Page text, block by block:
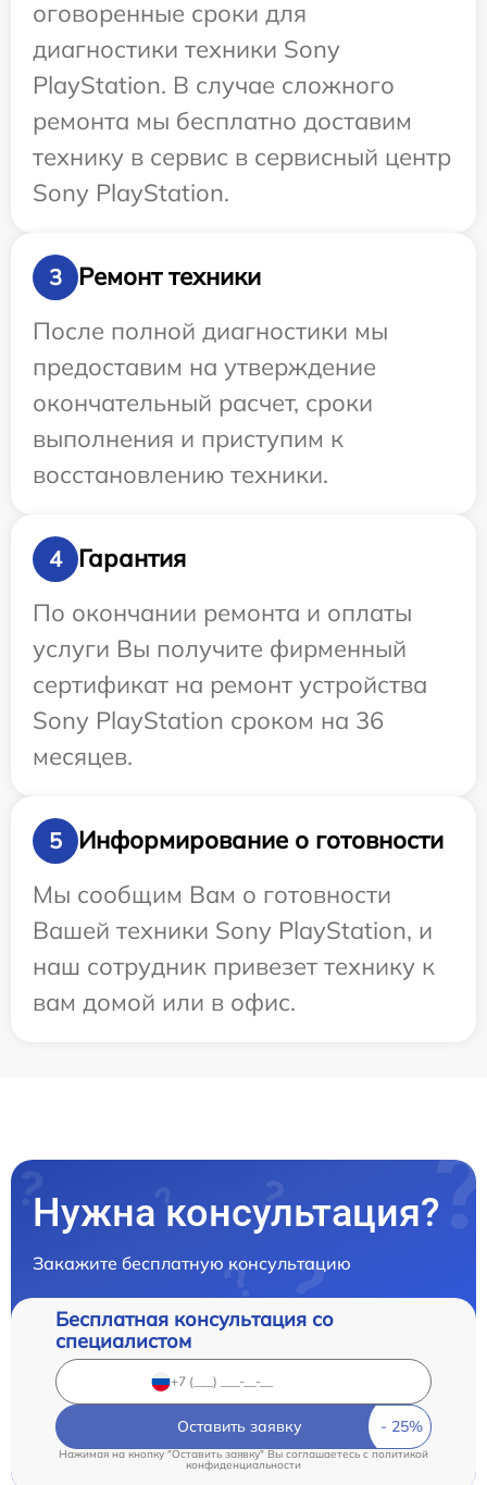
оговоренные сроки для
диагностики техники Sony
PlayStation. В случае сложного
ремонта мы бесплатно доставим
технику в сервис в сервисный центр
Sony PlayStation.
3
Ремонт техники
После полной диагностики мы
предоставим на утверждение
окончательный расчет, сроки
выполнения и приступим к
восстановлению техники.
4
Гарантия
По окончании ремонта и оплаты
услуги Вы получите фирменный
сертификат на ремонт устройства
Sony PlayStation сроком на 36
месяцев.
5
Информирование о готовности
Мы сообщим Вам о готовности
Вашей техники Sony PlayStation, и
наш сотрудник привезет технику к
вам домой или в офис.
Нужна консультация?
Закажите бесплатную консультацию
Бесплатная консультация со
специалистом
Оставить заявку
Нажимая на кнопку "Оставить заявку" Вы соглашаетесь cполитикой
конфиденциальности